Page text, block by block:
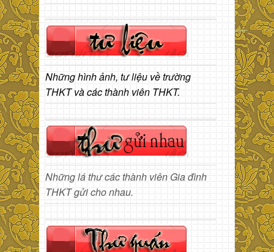
Những hình ảnh, tư liệu về trường
THKT và các thành viên THKT.
Những lá thư các thành viên Gia đình
THKT gửi cho nhau.